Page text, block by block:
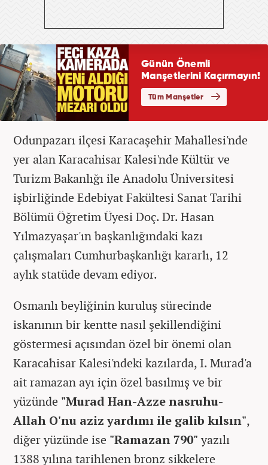
Odunpazarı ilçesi Karacaşehir Mahallesi'nde
yer alan Karacahisar Kalesi'nde Kültür ve
Turizm Bakanlığı ile Anadolu Üniversitesi
işbirliğinde Edebiyat Fakültesi Sanat Tarihi
Bölümü Öğretim Üyesi Doç. Dr. Hasan
Yılmazyaşar'ın başkanlığındaki kazı
çalışmaları Cumhurbaşkanlığı kararlı, 12
aylık statüde devam ediyor.
Osmanlı beyliğinin kuruluş sürecinde
iskanının bir kentte nasıl şekillendiğini
göstermesi açısından özel bir önemi olan
Karacahisar Kalesi'ndeki kazılarda, I. Murad'a
ait ramazan ayı için özel basılmış ve bir
yüzünde "Murad Han-Azze nasruhu-
Allah O'nu aziz yardımı ile galib kılsın",
diğer yüzünde ise "Ramazan 790"yazılı
1388 yılına tarihlenen bronz sikkelere